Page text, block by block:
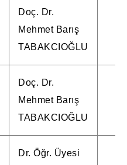
Doç. Dr.
Mehmet Barış
TABAKCIOĞLU
Doç. Dr.
Mehmet Barış
TABAKCIOĞLU
Dr. Öğr. Üyesi